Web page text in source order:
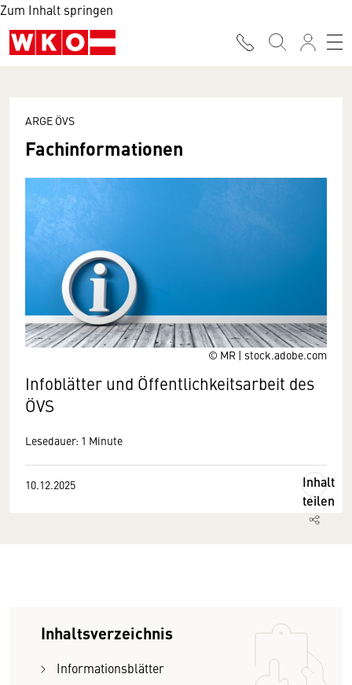
Zum Inhalt springen
© MR | stock.adobe.com
ARGE ÖVS
Fach­informationen
Info­blätter und Öffentlichkeits­arbeit des
ÖVS
Lesedauer: 1 Minute
10.12.2025
Inhalt
teilen
Inhaltsverzeichnis
Informationsblätter